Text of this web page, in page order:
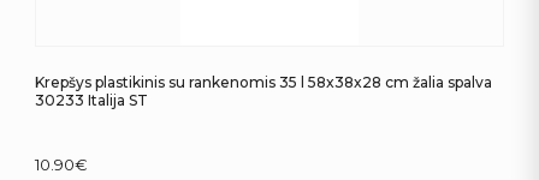
Krepšys plastikinis su rankenomis 35 l 58x38x28 cm žalia spalva
30233 Italija ST
10.90€